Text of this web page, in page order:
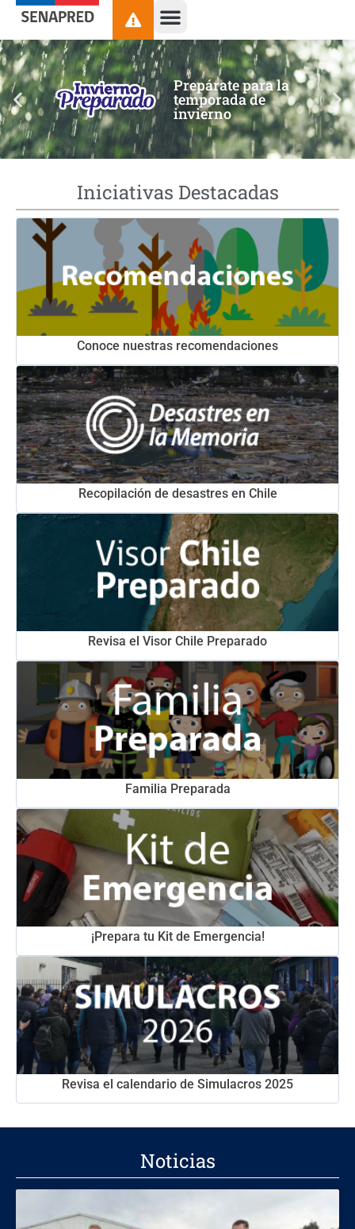
contenido
Prepárate para la
temporada de
invierno
Iniciativas Destacadas
Conoce nuestras recomendaciones
Recopilación de desastres en Chile
Revisa el Visor Chile Preparado
Familia Preparada
¡Prepara tu Kit de Emergencia!
Revisa el calendario de Simulacros 2025
Noticias